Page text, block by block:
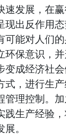
速发展，在
现出反作用
可能对人们
环保意识，
变成经济社
式，进行生
管理控制。
践生产经验
。